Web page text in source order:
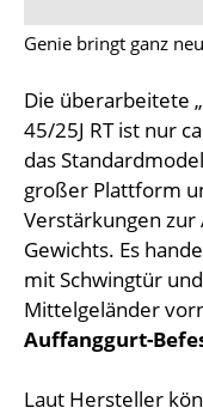
Genie bringt ganz
Die überarbeitete
45/25J RT ist nur
das
großer Plattform
Verstärkungen zur
Gewichts. Es
mit Schwingtür
Mittelgeländer
Auffanggurt-
Laut Hersteller